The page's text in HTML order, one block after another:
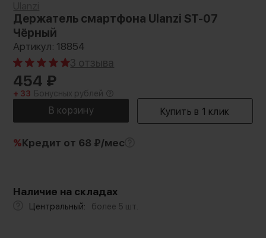
Держатель смартфона Ulanzi ST-07
Чёрный
Артикул: 18854
3 отзыва
454 ₽
+ 33 Бонусных рублей
%Кредит от 68 ₽/мес
Наличие на складах
Центральный: более 5 шт.